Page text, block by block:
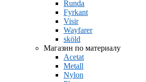
Runda
Fyrkant
Visir
Wayfarer
sköld
Магазин по материалу
Acetat
Metall
Nylon